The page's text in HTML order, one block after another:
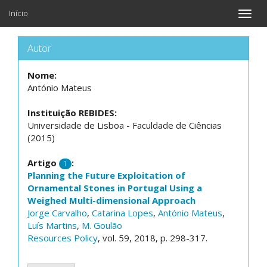
Toggle
Início
Autor
Nome:
António Mateus
Instituição REBIDES:
Universidade de Lisboa - Faculdade de Ciências
(2015)
Artigo 1
:
Planning the Future Exploitation of
Ornamental Stones in Portugal Using a
Weighed Multi-dimensional Approach
Jorge Carvalho, Catarina Lopes, António Mateus,
Luís Martins, M. Goulão
Resources Policy, vol. 59, 2018, p. 298-317.